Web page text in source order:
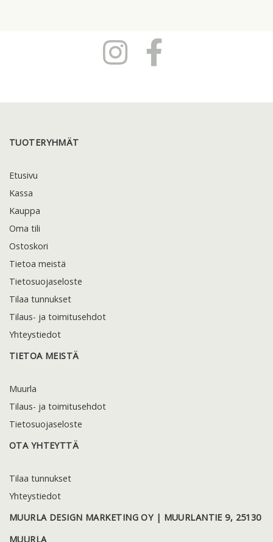
TUOTERYHMÄT
Etusivu
Kassa
Kauppa
Oma tili
Ostoskori
Tietoa meistä
Tietosuojaseloste
Tilaa tunnukset
Tilaus- ja toimitusehdot
Yhteystiedot
TIETOA MEISTÄ
Muurla
Tilaus- ja toimitusehdot
Tietosuojaseloste
OTA YHTEYTTÄ
Tilaa tunnukset
Yhteystiedot
MUURLA DESIGN MARKETING OY | MUURLANTIE 9, 25130
MUURLA